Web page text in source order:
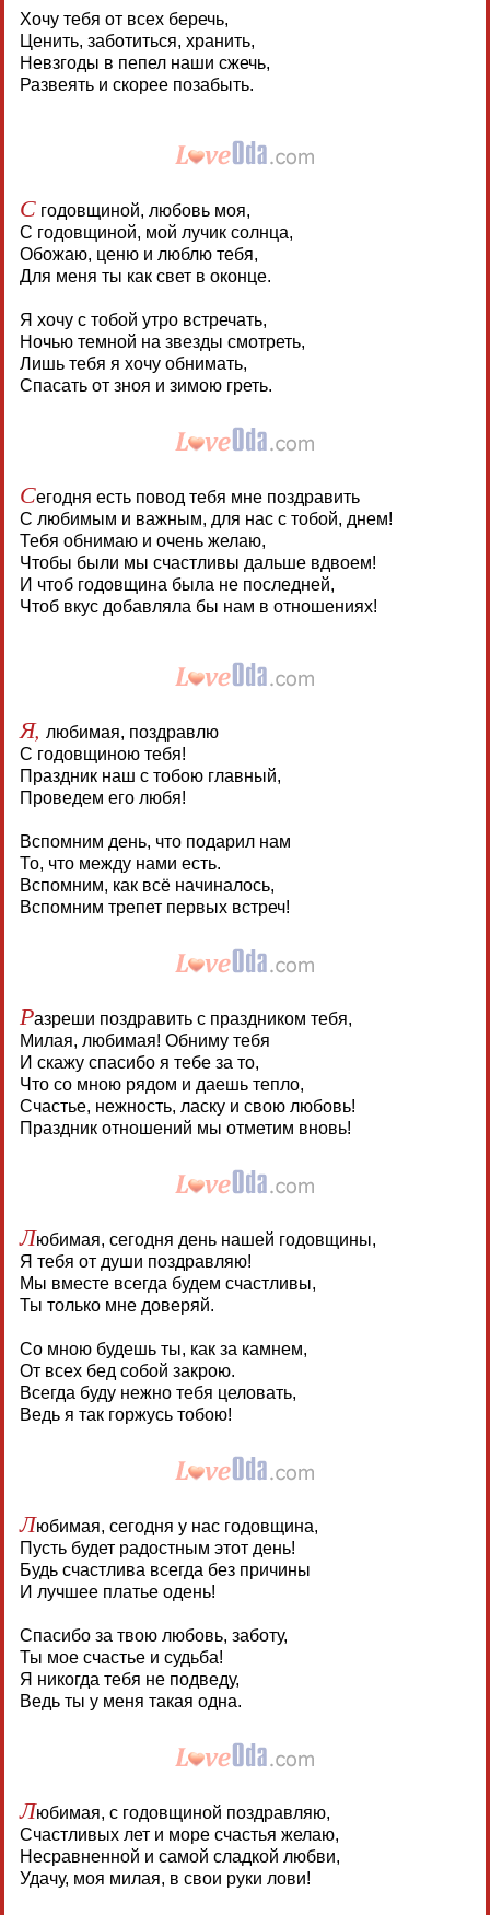
Хочу тебя от всех беречь,
Ценить, заботиться, хранить,
Невзгоды в пепел наши сжечь,
Развеять и скорее позабыть.
Сгодовщиной, любовь моя,
С годовщиной, мой лучик солнца,
Обожаю, ценю и люблю тебя,
Для меня ты как свет в оконце.
Я хочу с тобой утро встречать,
Ночью темной на звезды смотреть,
Лишь тебя я хочу обнимать,
Спасать от зноя и зимою греть.
Сегодня есть повод тебя мне поздравить
С любимым и важным, для нас с тобой, днем!
Тебя обнимаю и очень желаю,
Чтобы были мы счастливы дальше вдвоем!
И чтоб годовщина была не последней,
Чтоб вкус добавляла бы нам в отношениях!
Я, любимая, поздравлю
С годовщиною тебя!
Праздник наш с тобою главный,
Проведем его любя!
Вспомним день, что подарил нам
То, что между нами есть.
Вспомним, как всё начиналось,
Вспомним трепет первых встреч!
Разреши поздравить с праздником тебя,
Милая, любимая! Обниму тебя
И скажу спасибо я тебе за то,
Что со мною рядом и даешь тепло,
Счастье, нежность, ласку и свою любовь!
Праздник отношений мы отметим вновь!
Любимая, сегодня день нашей годовщины,
Я тебя от души поздравляю!
Мы вместе всегда будем счастливы,
Ты только мне доверяй.
Со мною будешь ты, как за камнем,
От всех бед собой закрою.
Всегда буду нежно тебя целовать,
Ведь я так горжусь тобою!
Любимая, сегодня у нас годовщина,
Пусть будет радостным этот день!
Будь счастлива всегда без причины
И лучшее платье одень!
Спасибо за твою любовь, заботу,
Ты мое счастье и судьба!
Я никогда тебя не подведу,
Ведь ты у меня такая одна.
Любимая, с годовщиной поздравляю,
Счастливых лет и море счастья желаю,
Несравненной и самой сладкой любви,
Удачу, моя милая, в свои руки лови!